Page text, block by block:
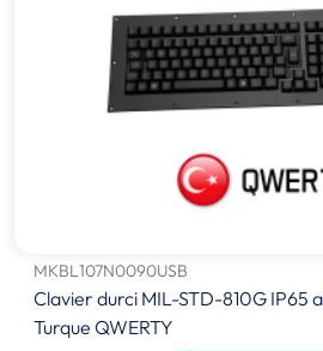
MKBL107N0090USB
Clavier durci MIL-STD-810G IP65
Turque QWERTY